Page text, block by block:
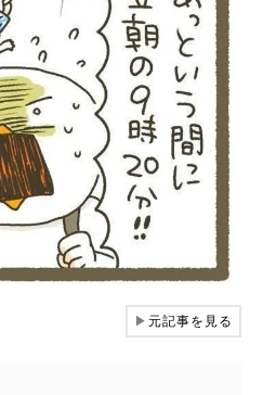
▶元記事を見る